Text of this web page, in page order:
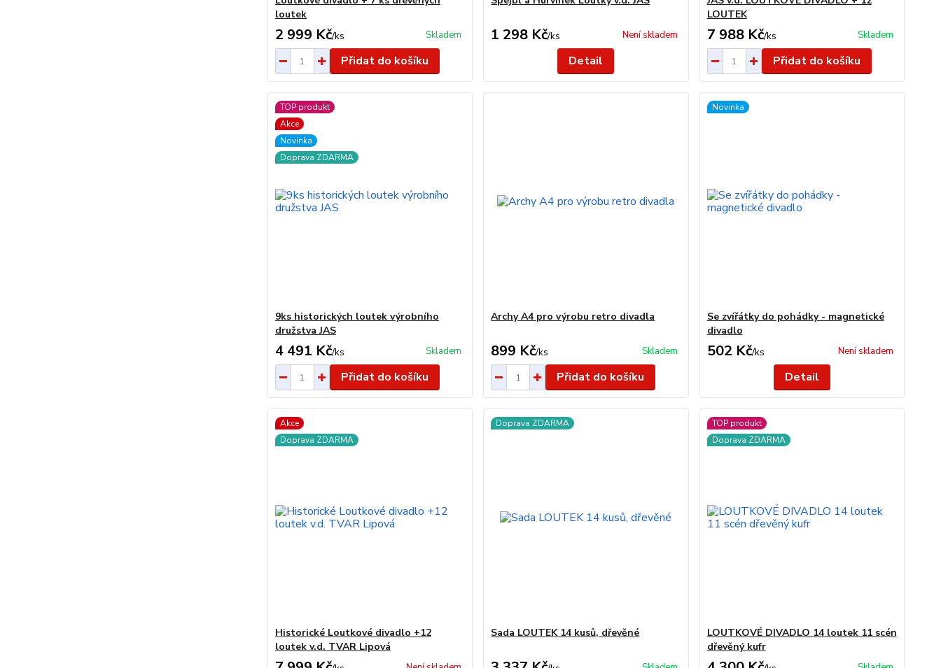
loutek
2 999 Kč/ks Skladem
Přidat do košíku
1 298 Kč/ks Není skladem
Detail
LOUTEK
7 988 Kč/ks Skladem
Přidat do košíku
TOP produkt
Akce
Novinka
Doprava ZDARMA
9ks historických loutek výrobního
družstva JAS
4 491 Kč/ks Skladem
Přidat do košíku
Archy A4 pro výrobu retro divadla
899 Kč/ks Skladem
Přidat do košíku
Novinka
Se zvířátky do pohádky - magnetické
divadlo
502 Kč/ks Není skladem
Detail
Akce
Doprava ZDARMA
Historické Loutkové divadlo +12
loutek v.d. TVAR Lipová
Doprava ZDARMA
Sada LOUTEK 14 kusů, dřevěné
TOP produkt
Doprava ZDARMA
LOUTKOVÉ DIVADLO 14 loutek 11 scén
dřevěný kufr